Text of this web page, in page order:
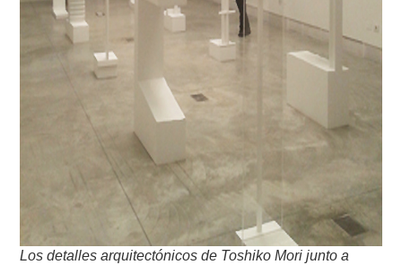
Los detalles arquitectónicos de Toshiko Mori junto a